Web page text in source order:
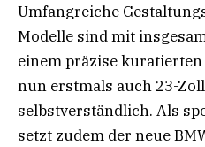
Umfangreiche
Modelle sind mit
einem präzise
nun erstmals auch 23-
selbstverständlich. Als
setzt zudem der neue